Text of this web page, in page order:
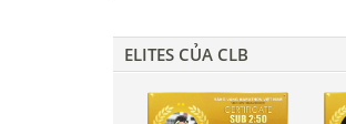
ELITES CỦA CLB